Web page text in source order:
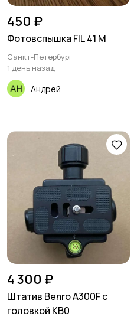
450 ₽
Фотовспышка FIL 41 M
Санкт-Петербург
1 день назад
Андрей
4 300 ₽
Штатив Benro A300F с
головкой KB0